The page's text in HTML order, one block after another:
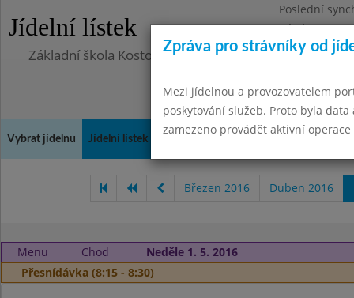
Jídelní lístek
Poslední
Pátek
Základní škola Kostomlaty nad Labem, příspěvková
Vybrat jídelnu Jídelní lístek Kontakty a informace
Březen 2016 Duben 2016
Menu Chod
Neděle 1. 5. 2016
Přesnídávka (8:15 - 8:30)
Zpráva pro strávníky od
Mezi jídelnou a provozovatelem
poskytování služeb. Proto byla
zamezeno provádět aktivní